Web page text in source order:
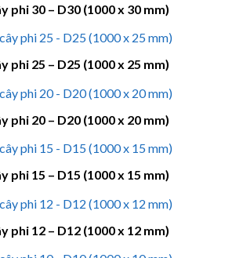
phi 30 – D30 (1000 x 30 mm)
phi 25 – D25 (1000 x 25 mm)
phi 20 – D20 (1000 x 20 mm)
phi 15 – D15 (1000 x 15 mm)
phi 12 – D12 (1000 x 12 mm)